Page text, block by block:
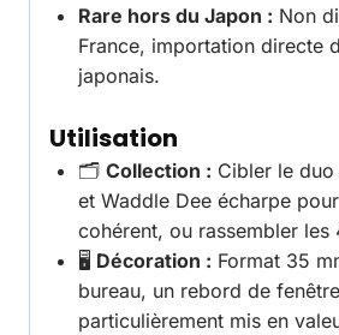
Rare hors du Japon : Non
France, importation directe
japonais.
Utilisation
🗂️ Collection : Cibler le
et Waddle Dee écharpe
cohérent, ou rassembler les
🖥️ Décoration : Format 35
bureau, un rebord de
particulièrement mis en